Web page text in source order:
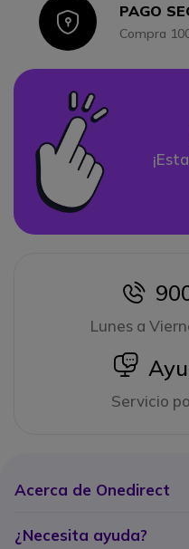
IconPAGO
Compra
Lunes a
icon
Servicio
Acerca de Onedirect
¿Necesita ayuda?